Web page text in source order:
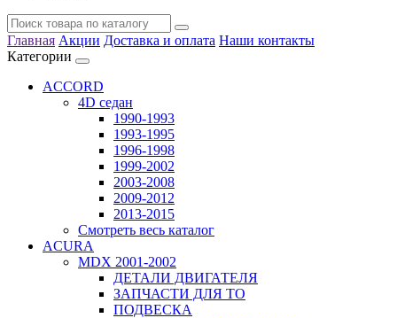
Главная Акции Доставка и оплата Наши контакты
Категории
ACCORD
4D седан
1990-1993
1993-1995
1996-1998
1999-2002
2003-2008
2009-2012
2013-2015
Смотреть весь каталог
ACURA
MDX 2001-2002
ДЕТАЛИ ДВИГАТЕЛЯ
ЗАПЧАСТИ ДЛЯ ТО
ПОДВЕСКА